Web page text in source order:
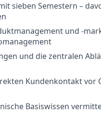
sieben Semestern ­–
und -
und die zentralen
Kundenkontakt vor
Basiswissen